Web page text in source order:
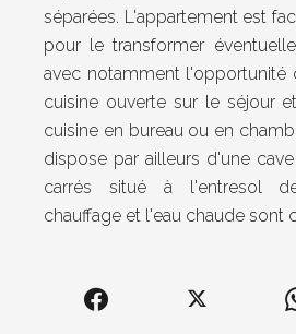
séparées. L'appartement est
pour le transformer
avec notamment l'opportunité
cuisine ouverte sur le séjour
cuisine en bureau ou en
dispose par ailleurs d'une
carrés situé à l'entresol
chauffage et l'eau chaude sont